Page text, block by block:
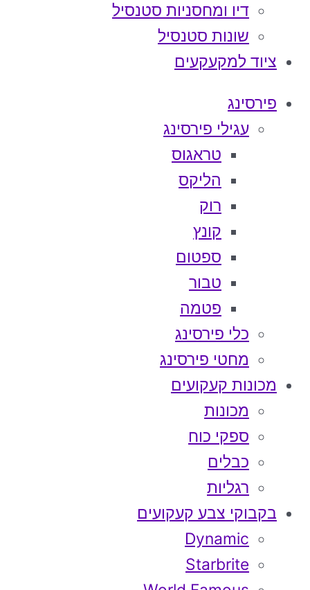
דיו ומחסניות סטנסיל
שונות סטנסיל
ציוד למקעקעים
פירסינג
עגילי פירסינג
טראגוס
הליקס
רוק
קונץ
ספטום
טבור
פטמה
כלי פירסינג
מחטי פירסינג
מכונות קעקועים
מכונות
ספקי כוח
כבלים
רגליות
בקבוקי צבע קעקועים
Dynamic
Starbrite